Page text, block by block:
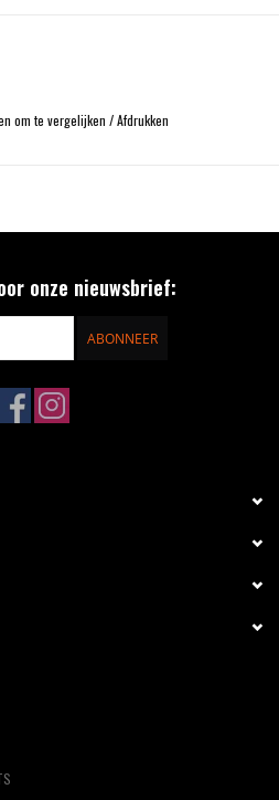
om te vergelijken /Afdrukken
onze nieuwsbrief:
ABONNEER